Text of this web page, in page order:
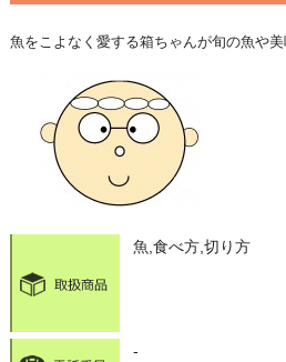
魚をこよなく愛する箱ちゃんが旬の魚や美
魚,食べ方,切り方
-